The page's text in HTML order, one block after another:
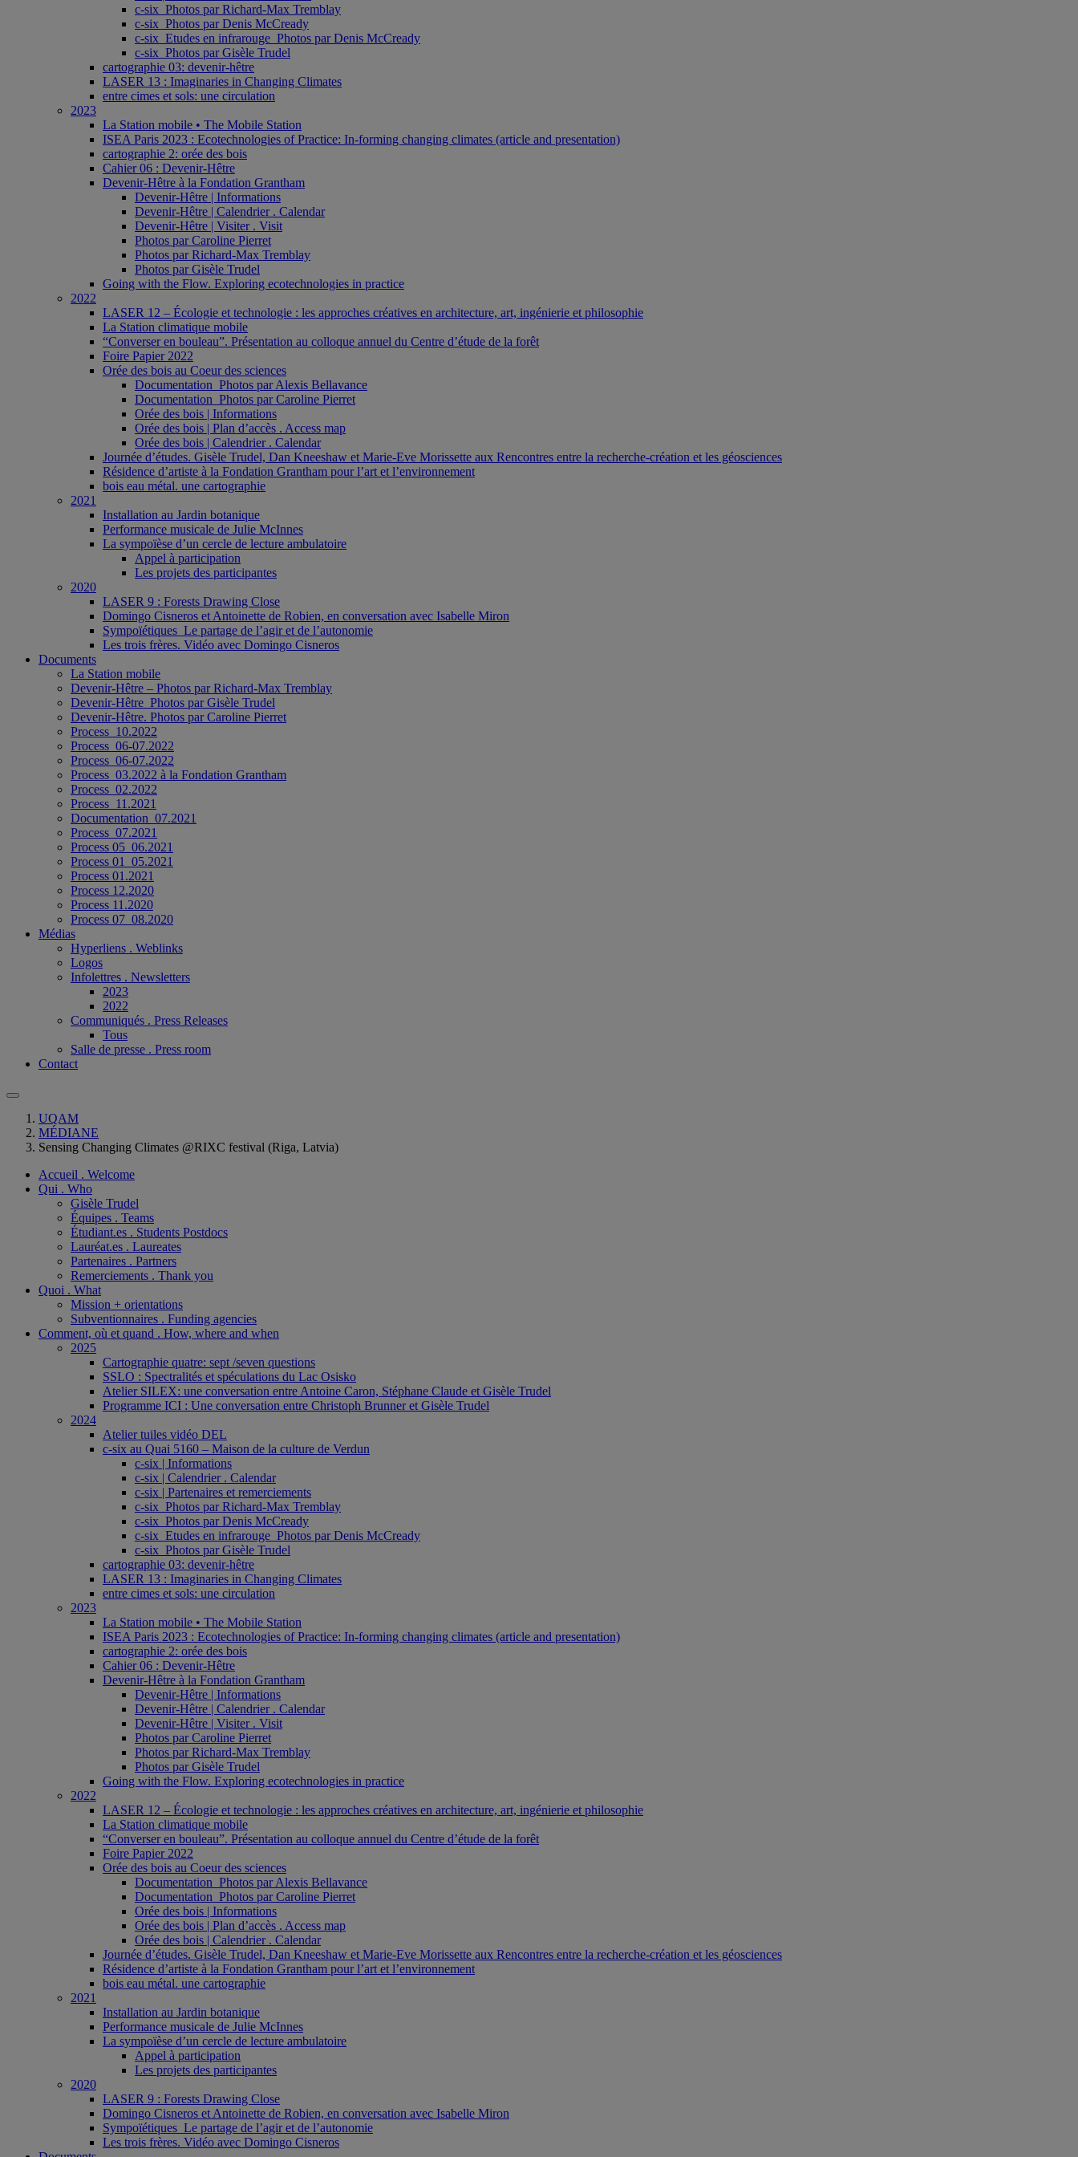
c-six_Photos par Richard-Max Tremblay
c-six_Photos par Denis McCready
c-six_Etudes en infrarouge_Photos par Denis McCready
c-six_Photos par Gisèle Trudel
cartographie 03: devenir-hêtre
LASER 13 : Imaginaries in Changing Climates
entre cimes et sols: une circulation
2023
La Station mobile • The Mobile Station
ISEA Paris 2023 : Ecotechnologies of Practice: In-forming changing climates (article and presentation)
cartographie 2: orée des bois
Cahier 06 : Devenir-Hêtre
Devenir-Hêtre à la Fondation Grantham
Devenir-Hêtre | Informations
Devenir-Hêtre | Calendrier . Calendar
Devenir-Hêtre | Visiter . Visit
Photos par Caroline Pierret
Photos par Richard-Max Tremblay
Photos par Gisèle Trudel
Going with the Flow. Exploring ecotechnologies in practice
2022
LASER 12 – Écologie et technologie : les approches créatives en architecture, art, ingénierie et philosophie
La Station climatique mobile
“Converser en bouleau”. Présentation au colloque annuel du Centre d’étude de la forêt
Foire Papier 2022
Orée des bois au Coeur des sciences
Documentation_Photos par Alexis Bellavance
Documentation_Photos par Caroline Pierret
Orée des bois | Informations
Orée des bois | Plan d’accès . Access map
Orée des bois | Calendrier . Calendar
Journée d’études. Gisèle Trudel, Dan Kneeshaw et Marie-Eve Morissette aux Rencontres entre la recherche-création et les géosciences
Résidence d’artiste à la Fondation Grantham pour l’art et l’environnement
bois eau métal. une cartographie
2021
Installation au Jardin botanique
Performance musicale de Julie McInnes
La sympoïèse d’un cercle de lecture ambulatoire
Appel à participation
Les projets des participantes
2020
LASER 9 : Forests Drawing Close
Domingo Cisneros et Antoinette de Robien, en conversation avec Isabelle Miron
Sympoïétiques_Le partage de l’agir et de l’autonomie
Les trois frères. Vidéo avec Domingo Cisneros
Documents
La Station mobile
Devenir-Hêtre – Photos par Richard-Max Tremblay
Devenir-Hêtre_Photos par Gisèle Trudel
Devenir-Hêtre. Photos par Caroline Pierret
Process_10.2022
Process_06-07.2022
Process_06-07.2022
Process_03.2022 à la Fondation Grantham
Process_02.2022
Process_11.2021
Documentation_07.2021
Process_07.2021
Process 05_06.2021
Process 01_05.2021
Process 01.2021
Process 12.2020
Process 11.2020
Process 07_08.2020
Médias
Hyperliens . Weblinks
Logos
Infolettres . Newsletters
2023
2022
Communiqués . Press Releases
Tous
Salle de presse . Press room
Contact
UQAM
MÉDIANE
Sensing Changing Climates @RIXC festival (Riga, Latvia)
Accueil . Welcome
Qui . Who
Gisèle Trudel
Équipes . Teams
Étudiant.es . Students Postdocs
Lauréat.es . Laureates
Partenaires . Partners
Remerciements . Thank you
Quoi . What
Mission + orientations
Subventionnaires . Funding agencies
Comment, où et quand . How, where and when
2025
Cartographie quatre: sept /seven questions
SSLO : Spectralités et spéculations du Lac Osisko
Atelier SILEX: une conversation entre Antoine Caron, Stéphane Claude et Gisèle Trudel
Programme ICI : Une conversation entre Christoph Brunner et Gisèle Trudel
2024
Atelier tuiles vidéo DEL
c-six au Quai 5160 – Maison de la culture de Verdun
c-six | Informations
c-six | Calendrier . Calendar
c-six | Partenaires et remerciements
c-six_Photos par Richard-Max Tremblay
c-six_Photos par Denis McCready
c-six_Etudes en infrarouge_Photos par Denis McCready
c-six_Photos par Gisèle Trudel
cartographie 03: devenir-hêtre
LASER 13 : Imaginaries in Changing Climates
entre cimes et sols: une circulation
2023
La Station mobile • The Mobile Station
ISEA Paris 2023 : Ecotechnologies of Practice: In-forming changing climates (article and presentation)
cartographie 2: orée des bois
Cahier 06 : Devenir-Hêtre
Devenir-Hêtre à la Fondation Grantham
Devenir-Hêtre | Informations
Devenir-Hêtre | Calendrier . Calendar
Devenir-Hêtre | Visiter . Visit
Photos par Caroline Pierret
Photos par Richard-Max Tremblay
Photos par Gisèle Trudel
Going with the Flow. Exploring ecotechnologies in practice
2022
LASER 12 – Écologie et technologie : les approches créatives en architecture, art, ingénierie et philosophie
La Station climatique mobile
“Converser en bouleau”. Présentation au colloque annuel du Centre d’étude de la forêt
Foire Papier 2022
Orée des bois au Coeur des sciences
Documentation_Photos par Alexis Bellavance
Documentation_Photos par Caroline Pierret
Orée des bois | Informations
Orée des bois | Plan d’accès . Access map
Orée des bois | Calendrier . Calendar
Journée d’études. Gisèle Trudel, Dan Kneeshaw et Marie-Eve Morissette aux Rencontres entre la recherche-création et les géosciences
Résidence d’artiste à la Fondation Grantham pour l’art et l’environnement
bois eau métal. une cartographie
2021
Installation au Jardin botanique
Performance musicale de Julie McInnes
La sympoïèse d’un cercle de lecture ambulatoire
Appel à participation
Les projets des participantes
2020
LASER 9 : Forests Drawing Close
Domingo Cisneros et Antoinette de Robien, en conversation avec Isabelle Miron
Sympoïétiques_Le partage de l’agir et de l’autonomie
Les trois frères. Vidéo avec Domingo Cisneros